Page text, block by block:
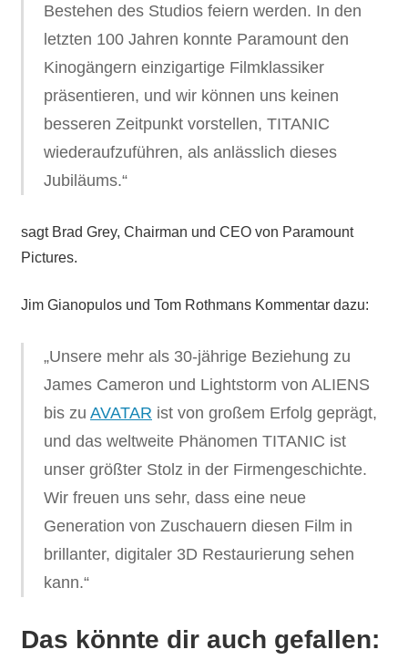
Bestehen des Studios feiern werden. In den
letzten 100 Jahren konnte Paramount den
Kinogängern einzigartige Filmklassiker
präsentieren, und wir können uns keinen
besseren Zeitpunkt vorstellen, TITANIC
wiederaufzuführen, als anlässlich dieses
Jubiläums.“
sagt Brad Grey, Chairman und CEO von Paramount
Pictures.
Jim Gianopulos und Tom Rothmans Kommentar dazu:
„Unsere mehr als 30-jährige Beziehung zu
James Cameron und Lightstorm von ALIENS
bis zu AVATAR ist von großem Erfolg geprägt,
und das weltweite Phänomen TITANIC ist
unser größter Stolz in der Firmengeschichte.
Wir freuen uns sehr, dass eine neue
Generation von Zuschauern diesen Film in
brillanter, digitaler 3D Restaurierung sehen
kann.“
Das könnte dir auch gefallen: